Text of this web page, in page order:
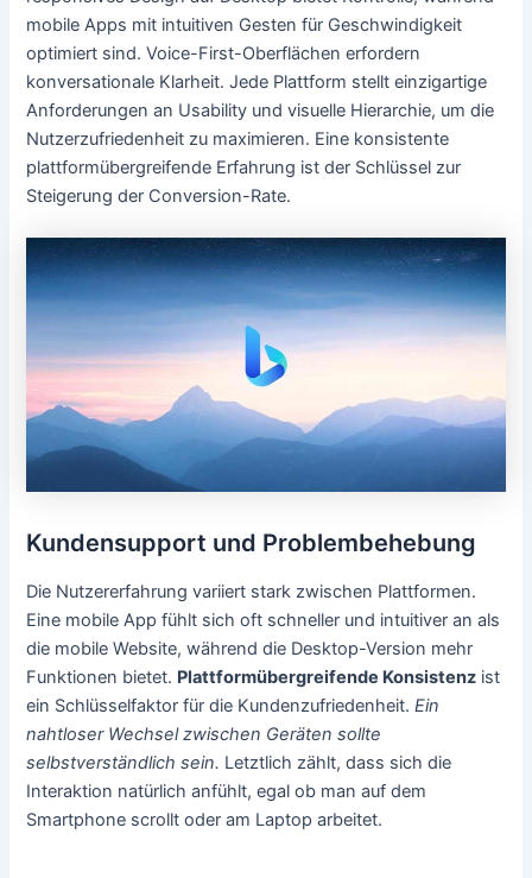
mobile Apps mit intuitiven Gesten für Geschwindigkeit
optimiert sind. Voice-First-Oberflächen erfordern
konversationale Klarheit. Jede Plattform stellt einzigartige
Anforderungen an Usability und visuelle Hierarchie, um die
Nutzerzufriedenheit zu maximieren. Eine konsistente
plattformübergreifende Erfahrung ist der Schlüssel zur
Steigerung der Conversion-Rate.
Kundensupport und Problembehebung
Die Nutzererfahrung variiert stark zwischen Plattformen.
Eine mobile App fühlt sich oft schneller und intuitiver an als
die mobile Website, während die Desktop-Version mehr
Funktionen bietet. Plattformübergreifende Konsistenz ist
ein Schlüsselfaktor für die Kundenzufriedenheit.Ein
nahtloser Wechsel zwischen Geräten sollte
selbstverständlich sein. Letztlich zählt, dass sich die
Interaktion natürlich anfühlt, egal ob man auf dem
Smartphone scrollt oder am Laptop arbeitet.